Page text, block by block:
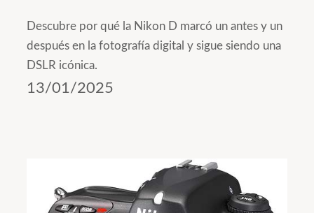
Descubre por qué la Nikon D marcó un antes y un
después en la fotografía digital y sigue siendo una
DSLR icónica.
13/01/2025